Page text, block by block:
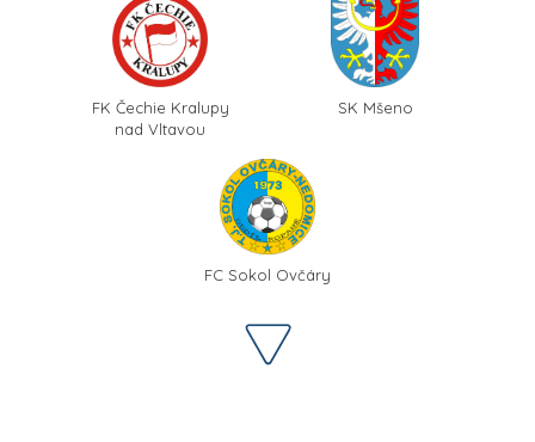
FK Čechie Kralupy
nad Vltavou
SK Mšeno
FC Sokol Ovčáry